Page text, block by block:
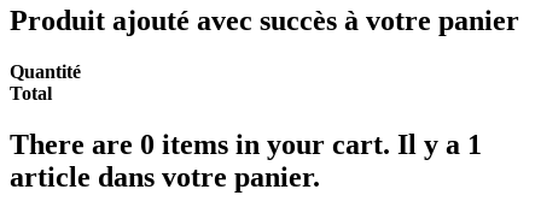
Produit ajouté avec succès à votre panier
Quantité
Total
There are 0 items in your cart. Il y a 1
article dans votre panier.